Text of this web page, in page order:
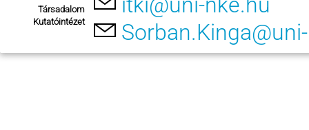
Társadalom
Kutatóintézet